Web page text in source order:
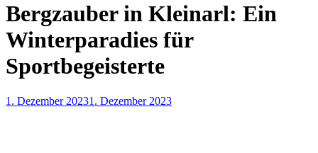
Bergzauber in Kleinarl: Ein
Winterparadies für
Sportbegeisterte
1. Dezember 20231. Dezember 2023